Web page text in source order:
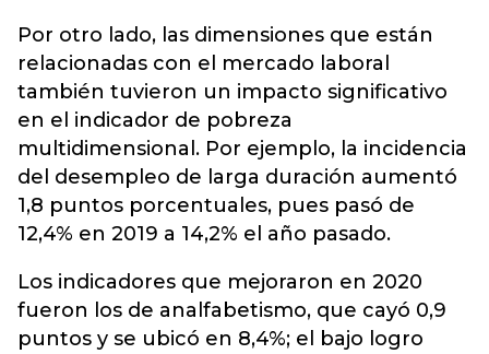
Por otro lado, las dimensiones que están
relacionadas con el mercado laboral
también tuvieron un impacto significativo
en el indicador de pobreza
multidimensional. Por ejemplo, la incidencia
del desempleo de larga duración aumentó
1,8 puntos porcentuales, pues pasó de
12,4% en 2019 a 14,2% el año pasado.
Los indicadores que mejoraron en 2020
fueron los de analfabetismo, que cayó 0,9
puntos y se ubicó en 8,4%; el bajo logro